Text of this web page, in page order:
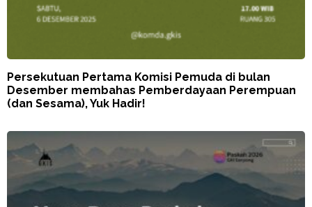
Persekutuan Pertama Komisi Pemuda di bulan
Desember membahas Pemberdayaan Perempuan
(dan Sesama), Yuk Hadir!